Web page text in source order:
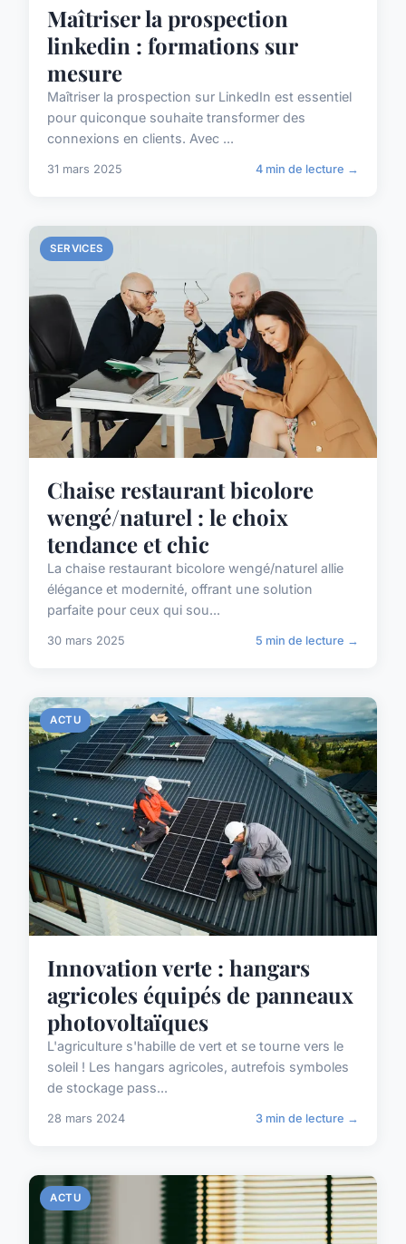
Maîtriser la prospection
linkedin : formations sur
mesure
Maîtriser la prospection sur LinkedIn est essentiel
pour quiconque souhaite transformer des
connexions en clients. Avec ...
31 mars 2025 4 min de lecture →
SERVICES
Chaise restaurant bicolore
wengé/naturel : le choix
tendance et chic
La chaise restaurant bicolore wengé/naturel allie
élégance et modernité, offrant une solution
parfaite pour ceux qui sou...
30 mars 2025 5 min de lecture →
ACTU
Innovation verte : hangars
agricoles équipés de panneaux
photovoltaïques
L'agriculture s'habille de vert et se tourne vers le
soleil ! Les hangars agricoles, autrefois symboles
de stockage pass...
28 mars 2024 3 min de lecture →
ACTU